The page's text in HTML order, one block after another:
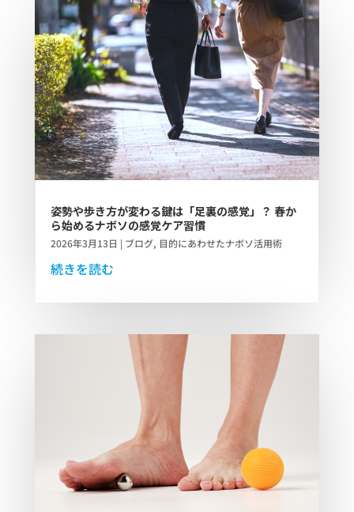
姿勢や歩き方が変わる鍵は「足裏の感覚」？ 春か
ら始めるナボソの感覚ケア習慣
2026年3月13日 | ブログ, 目的にあわせたナボソ活用術
続きを読む